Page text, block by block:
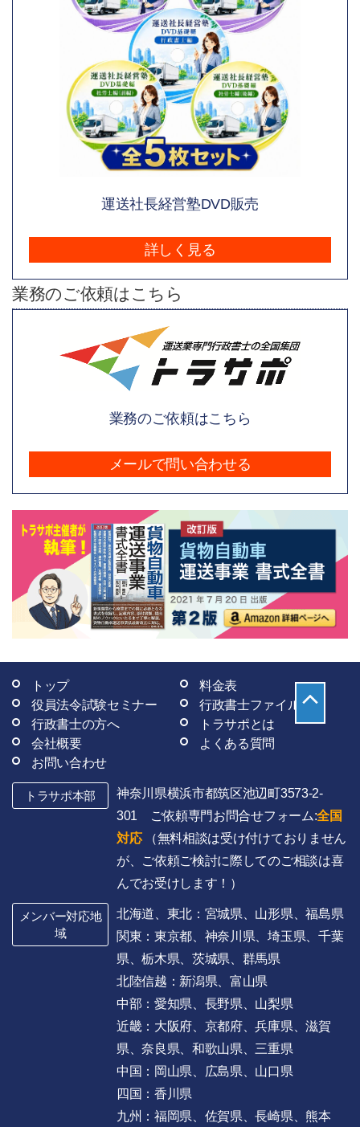
運送社長経営塾DVD販売
詳しく見る
業務のご依頼はこちら
業務のご依頼はこちら
メールで問い合わせる
トップ
料金表
役員法令試験セミナー
行政書士ファイル
行政書士の方へ
トラサポとは
会社概要
よくある質問
お問い合わせ
トラサポ本部
神奈川県横浜市都筑区池辺町3573-2-
301 ご依頼専門お問合せフォーム:全国
対応（無料相談は受け付けておりません
が、ご依頼ご検討に際してのご相談は喜
んでお受けします！）
メンバー対応地
域
北海道、東北：宮城県、山形県、福島県
関東：東京都、神奈川県、埼玉県、千葉
県、栃木県、茨城県、群馬県
北陸信越：新潟県、富山県
中部：愛知県、長野県、山梨県
近畿：大阪府、京都府、兵庫県、滋賀
県、奈良県、和歌山県、三重県
中国：岡山県、広島県、山口県
四国：香川県
九州：福岡県、佐賀県、長崎県、熊本